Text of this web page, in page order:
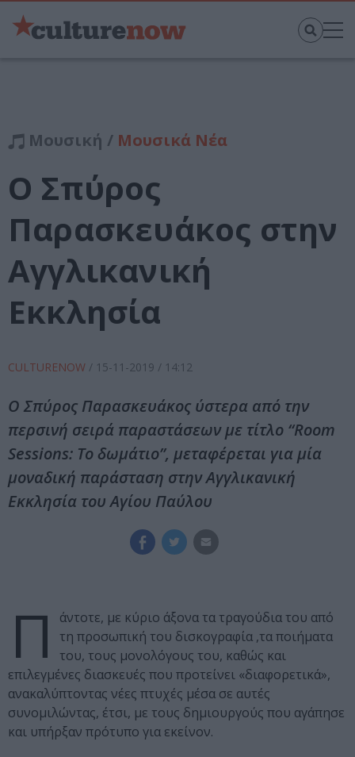
Μουσική / Μουσικά Νέα
Ο Σπύρος
Παρασκευάκος στην
Αγγλικανική
Εκκλησία
CULTURENOW / 15-11-2019 / 14:12
Ο Σπύρος Παρασκευάκος ύστερα από την
περσινή σειρά παραστάσεων με τίτλο “Room
Sessions: Το δωμάτιο”, μεταφέρεται για μία
μοναδική παράσταση στην Αγγλικανική
Εκκλησία του Αγίου Παύλου
Π
άντοτε, με κύριο άξονα τα τραγούδια του από
τη προσωπική του δισκογραφία ,τα ποιήματα
του, τους μονολόγους του, καθώς και
επιλεγμένες διασκευές που προτείνει «διαφορετικά»,
ανακαλύπτοντας νέες πτυχές μέσα σε αυτές
συνομιλώντας, έτσι, με τους δημιουργούς που αγάπησε
και υπήρξαν πρότυπο για εκείνον.